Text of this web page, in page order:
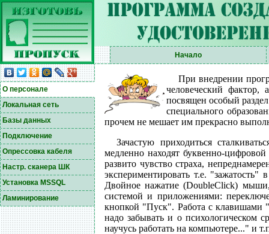
Начало
О персонале
Локальная сеть
Базы данных
Подключение
Опрессовка кабеля
Настр. сканера ШК
Установка MSSQL
Ламинирование
При внедрении
человеческий
посвящен особый
специального
прочем не мешает им прекрасно
Зачастую приходиться
медленно находят буквенно-
развито чувство страха,
экспериментировать т.е.
Двойное нажатие (DoubleClick)
системой и приложениями:
кнопкой "Пуск". Работа с клавишами
надо забывать и о психологическом
научусь работать на компьютере..." и